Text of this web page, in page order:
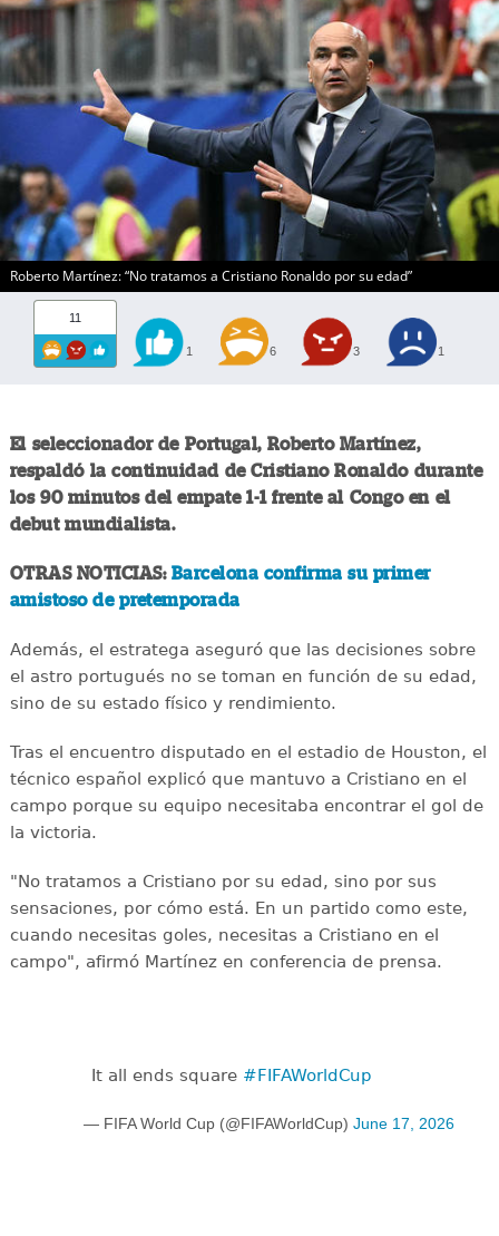
Roberto Martínez: “No tratamos a Cristiano Ronaldo por su edad”
11
1 6 3 1
El seleccionador de Portugal, Roberto Martínez,
respaldó la continuidad de Cristiano Ronaldo durante
los 90 minutos del empate 1-1 frente al Congo en el
debut mundialista.
OTRAS NOTICIAS: Barcelona confirma su primer
amistoso de pretemporada
Además, el estratega aseguró que las decisiones sobre
el astro portugués no se toman en función de su edad,
sino de su estado físico y rendimiento.
Tras el encuentro disputado en el estadio de Houston, el
técnico español explicó que mantuvo a Cristiano en el
campo porque su equipo necesitaba encontrar el gol de
la victoria.
"No tratamos a Cristiano por su edad, sino por sus
sensaciones, por cómo está. En un partido como este,
cuando necesitas goles, necesitas a Cristiano en el
campo", afirmó Martínez en conferencia de prensa.
It all ends square #FIFAWorldCup
— FIFA World Cup (@FIFAWorldCup) June 17, 2026